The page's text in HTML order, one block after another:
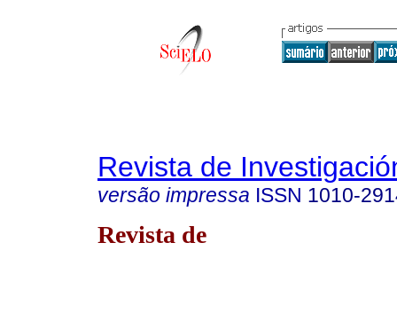
Revista de
versão impressa ISSN 1010-
Revista de